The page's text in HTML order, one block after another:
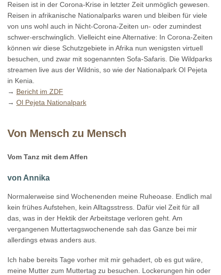
Reisen ist in der Corona-Krise in letzter Zeit unmöglich gewesen.
Reisen in afrikanische Nationalparks waren und bleiben für viele
von uns wohl auch in Nicht-Corona-Zeiten un- oder zumindest
schwer-erschwinglich. Vielleicht eine Alternative: In Corona-Zeiten
können wir diese Schutzgebiete in Afrika nun wenigsten virtuell
besuchen, und zwar mit sogenannten Sofa-Safaris. Die Wildparks
streamen live aus der Wildnis, so wie der Nationalpark Ol Pejeta
in Kenia.
→ Bericht im ZDF
→ Ol Pejeta Nationalpark
Von Mensch zu Mensch
Vom Tanz mit dem Affen
von Annika
Normalerweise sind Wochenenden meine Ruheoase. Endlich mal
kein frühes Aufstehen, kein Alltagsstress. Dafür viel Zeit für all
das, was in der Hektik der Arbeitstage verloren geht. Am
vergangenen Muttertagswochenende sah das Ganze bei mir
allerdings etwas anders aus.
Ich habe bereits Tage vorher mit mir gehadert, ob es gut wäre,
meine Mutter zum Muttertag zu besuchen. Lockerungen hin oder